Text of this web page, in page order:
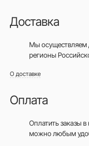
Доставка
Мы осуществляем
регионы
О доставке
Оплата
Оплатить заказы
можно любым